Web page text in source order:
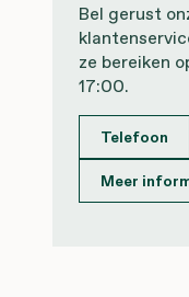
Bel gerust
ze bereiken
17:00.
Telefoon
Meer